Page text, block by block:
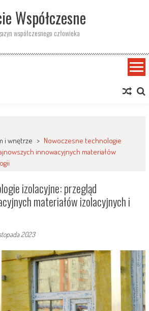
Współczesne
współczesnego człowieka
i wnętrze > Nowoczesne technologie
innowacyjnych materiałów
izolacyjne: przegląd
materiałów izolacyjnych i
2023